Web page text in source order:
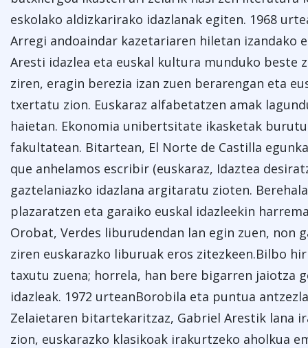
eskolako aldizkarirako idazlanak egiten. 1968
Arregi andoaindar kazetariaren hiletan izandako
Aresti idazlea eta euskal kultura munduko beste
ziren, eragin berezia izan zuen berarengan eta
txertatu zion. Euskaraz alfabetatzen amak
haietan. Ekonomia unibertsitate ikasketak
fakultatean. Bitartean, El Norte de Castilla
que anhelamos escribir (euskaraz, Idaztea
gaztelaniazko idazlana argitaratu zioten.
plazaratzen eta garaiko euskal idazleekin
Orobat, Verdes liburudendan lan egin zuen, non
ziren euskarazko liburuak eros zitezkeen.Bilbo
taxutu zuena; horrela, han bere bigarren jaiotza
idazleak. 1972 urteanBorobila eta puntua
Zelaietaren bitartekaritzaz, Gabriel Arestik lana
zion, euskarazko klasikoak irakurtzeko aholkua